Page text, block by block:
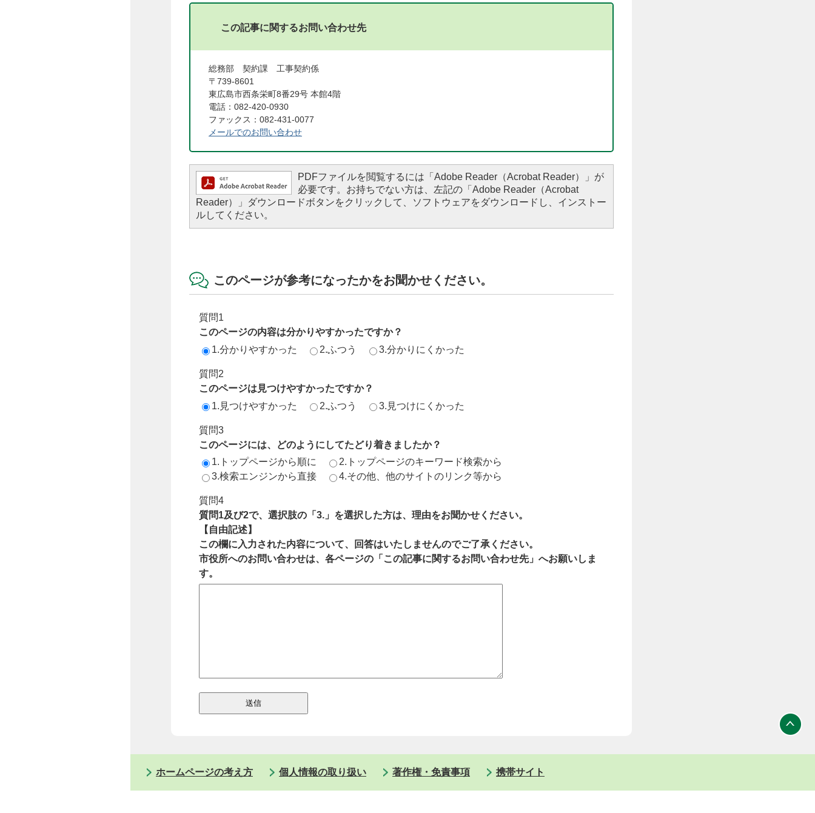
この記事に関するお問い合わせ先
総務部 契約課 工事契約係
〒739-8601
東広島市西条栄町8番29号 本館4階
電話：082-420-0930
ファックス：082-431-0077
メールでのお問い合わせ
PDFファイルを閲覧するには「Adobe Reader（Acrobat Reader）」が
必要です。お持ちでない方は、左記の「Adobe Reader（Acrobat
Reader）」ダウンロードボタンをクリックして、ソフトウェアをダウンロードし、インストー
ルしてください。
このページが参考になったかをお聞かせください。
質問1
このページの内容は分かりやすかったですか？
1.分かりやすかった
2.ふつう 3.分かりにくかった
質問2
このページは見つけやすかったですか？
1.見つけやすかった
2.ふつう 3.見つけにくかった
質問3
このページには、どのようにしてたどり着きましたか？
1.トップページから順に
2.トップページのキーワード検索から
3.検索エンジンから直接
4.その他、他のサイトのリンク等から
質問4
質問1及び2で、選択肢の「3.」を選択した方は、理由をお聞かせください。
【自由記述】
この欄に入力された内容について、回答はいたしませんのでご了承ください。
市役所へのお問い合わせは、各ページの「この記事に関するお問い合わせ先」へお願いしま
す。
ホームページの考え方 個人情報の取り扱い 著作権・免責事項 携帯サイト